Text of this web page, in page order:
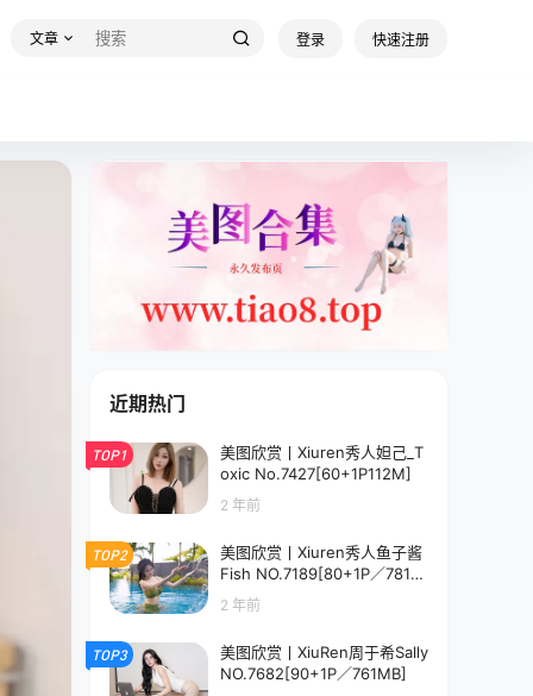
文章 登录 快速注册
近期热门
TOP1
美图欣赏丨Xiuren秀人妲己_T
oxic No.7427[60+1P112M]
2 年前
TOP2
美图欣赏丨Xiuren秀人鱼子酱
Fish NO.7189[80+1P／781M
2 年前
TOP3
美图欣赏丨XiuRen周于希Sally
NO.7682[90+1P／761MB]